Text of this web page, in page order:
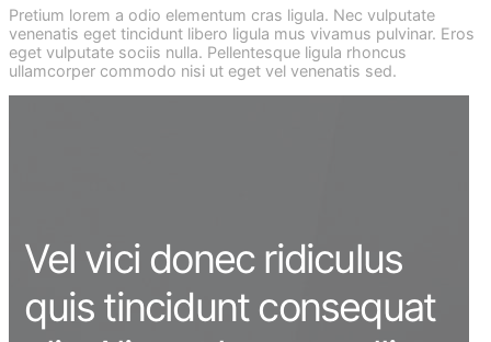
Pretium lorem a odio elementum cras ligula. Nec vulputate
venenatis eget tincidunt libero ligula mus vivamus pulvinar. Eros
eget vulputate sociis nulla. Pellentesque ligula rhoncus
ullamcorper commodo nisi ut eget vel venenatis sed.
Vel vici donec ridiculus
quis tincidunt consequat